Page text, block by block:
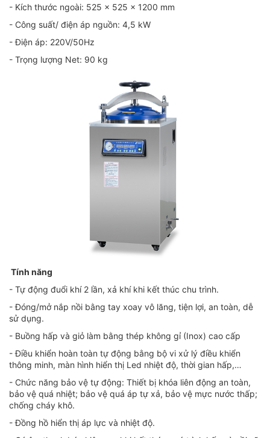
- Kích thước ngoài: 525 x 525 x 1200 mm
- Công suất/ điện áp nguồn: 4,5 kW
- Điện áp: 220V/50Hz
- Trọng lượng Net: 90 kg
Tính năng
- Tự động đuổi khí 2 lần, xả khí khi kết thúc chu trình.
- Đóng/mở nắp nồi bằng tay xoay vô lăng, tiện lợi, an toàn, dễ
sử dụng.
- Buồng hấp và giỏ làm bằng thép không gỉ (Inox) cao cấp
- Điều khiển hoàn toàn tự động bằng bộ vi xử lý điều khiển
thông minh, màn hình hiển thị Led nhiệt độ, thời gian hấp,…
- Chức năng bảo vệ tự động: Thiết bị khóa liên động an toàn,
bảo vệ quá nhiệt; bảo vệ quá áp tự xả, bảo vệ mực nước thấp;
chống cháy khô.
- Đồng hồ hiển thị áp lực và nhiệt độ.